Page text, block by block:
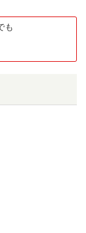
も